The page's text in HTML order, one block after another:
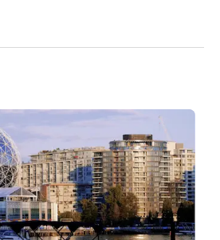
ンセルした場合、全額返金を受けるこ
料でスケジュールを変更することがで
内に予約をキャンセルした場合、その
条件（例：20km/hを超える局所的な非
り、全額が没収されます。その他の予
は、当社の単独かつ独占的な裁量によ
日から90日以内に旅行のスケジュール